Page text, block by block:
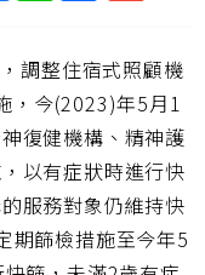
短
網
址
調整住宿式照顧機
，今(2023)年5月1
復健機構、精神護
以有症狀時進行快
服務對象仍維持快
期篩檢措施至今年5